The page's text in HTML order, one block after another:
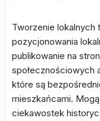
Tworzenie lokalnych
pozycjonowania
publikowanie na
społecznościowych
które są
mieszkańcami.
ciekawostek